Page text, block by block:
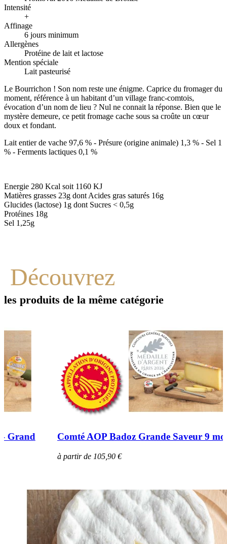
Intensité
+
Affinage
6 jours minimum
Allergènes
Protéine de lait et lactose
Mention spéciale
Lait pasteurisé
Le Bourrichon ! Son nom reste une énigme. Caprice du fromager du
moment, référence à un habitant d’un village franc-comtois,
évocation d’un nom de lieu ? Nul ne connait la réponse. Bien que le
mystère demeure, ce petit fromage cache sous sa croûte un cœur
doux et fondant.
Lait entier de vache 97,6 % - Présure (origine animale) 1,3 % - Sel 1
% - Ferments lactiques 0,1 %
Energie 280 Kcal soit 1160 KJ
Matières grasses 23g dont Acides gras saturés 16g
Glucides (lactose) 1g dont Sucres < 0,5g
Protéines 18g
Sel 1,25g
Découvrez
les produits de la même catégorie
Comté AOP Badoz Grande Saveur 9 mois - Grand...
à partir de 105,90 €